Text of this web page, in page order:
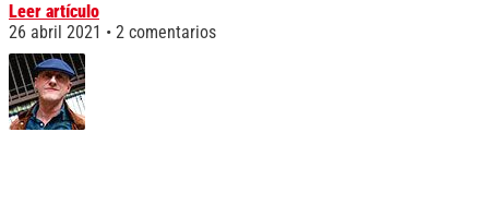
Leer artículo
26 abril 2021
2 comentarios